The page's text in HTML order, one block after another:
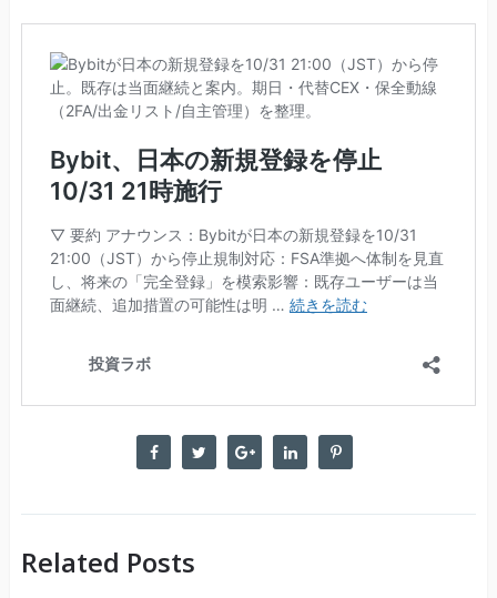
Related Posts